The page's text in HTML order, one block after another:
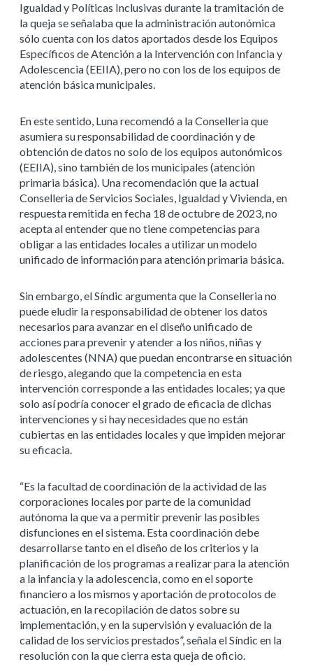
Igualdad y Políticas Inclusivas durante la tramitación de
la queja se señalaba que la administración autonómica
sólo cuenta con los datos aportados desde los Equipos
Específicos de Atención a la Intervención con Infancia y
Adolescencia (EEIIA), pero no con los de los equipos de
atención básica municipales.
En este sentido, Luna recomendó a la Conselleria que
asumiera su responsabilidad de coordinación y de
obtención de datos no solo de los equipos autonómicos
(EEIIA), sino también de los municipales (atención
primaria básica). Una recomendación que la actual
Conselleria de Servicios Sociales, Igualdad y Vivienda, en
respuesta remitida en fecha 18 de octubre de 2023, no
acepta al entender que no tiene competencias para
obligar a las entidades locales a utilizar un modelo
unificado de información para atención primaria básica.
Sin embargo, el Síndic argumenta que la Conselleria no
puede eludir la responsabilidad de obtener los datos
necesarios para avanzar en el diseño unificado de
acciones para prevenir y atender a los niños, niñas y
adolescentes (NNA) que puedan encontrarse en situación
de riesgo, alegando que la competencia en esta
intervención corresponde a las entidades locales; ya que
solo así podría conocer el grado de eficacia de dichas
intervenciones y si hay necesidades que no están
cubiertas en las entidades locales y que impiden mejorar
su eficacia.
“Es la facultad de coordinación de la actividad de las
corporaciones locales por parte de la comunidad
autónoma la que va a permitir prevenir las posibles
disfunciones en el sistema. Esta coordinación debe
desarrollarse tanto en el diseño de los criterios y la
planificación de los programas a realizar para la atención
a la infancia y la adolescencia, como en el soporte
financiero a los mismos y aportación de protocolos de
actuación, en la recopilación de datos sobre su
implementación, y en la supervisión y evaluación de la
calidad de los servicios prestados”, señala el Síndic en la
resolución con la que cierra esta queja de oficio.